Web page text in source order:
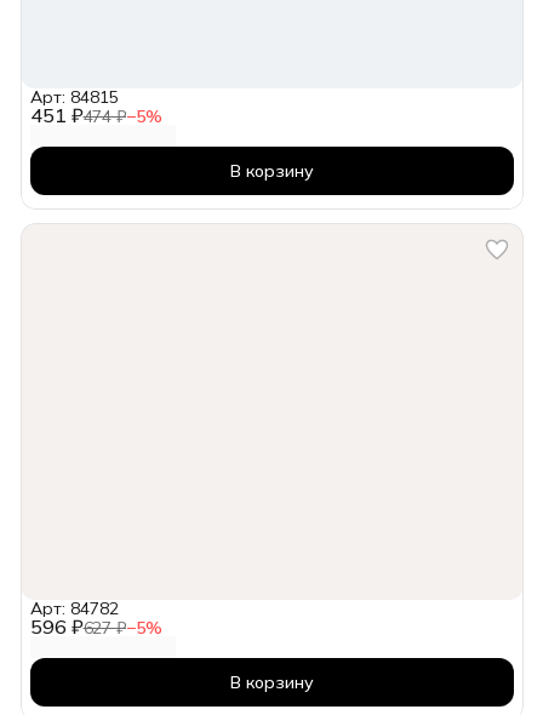
451 ₽474 ₽−5%
Арт: 84815
В корзину
596 ₽627 ₽−5%
Арт: 84782
В корзину